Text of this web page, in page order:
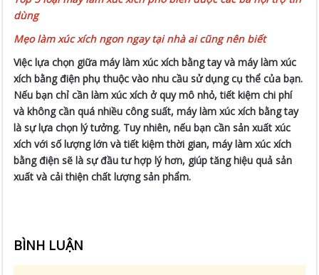
dùng
Mẹo làm xúc xích ngon ngay tại nhà ai cũng nên biết
Việc lựa chọn giữa máy làm xúc xích bằng tay và máy làm xúc
xích bằng điện phụ thuộc vào nhu cầu sử dụng cụ thể của bạn.
Nếu bạn chỉ cần làm xúc xích ở quy mô nhỏ, tiết kiệm chi phí
và không cần quá nhiều công suất, máy làm xúc xích bằng tay
là sự lựa chọn lý tưởng. Tuy nhiên, nếu bạn cần sản xuất xúc
xích với số lượng lớn và tiết kiệm thời gian, máy làm xúc xích
bằng điện sẽ là sự đầu tư hợp lý hơn, giúp tăng hiệu quả sản
xuất và cải thiện chất lượng sản phẩm.
BÌNH LUẬN